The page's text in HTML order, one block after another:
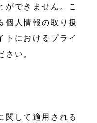
ができません。こ
個人情報の取り扱
トにおけるプライ
い。
関して適用される